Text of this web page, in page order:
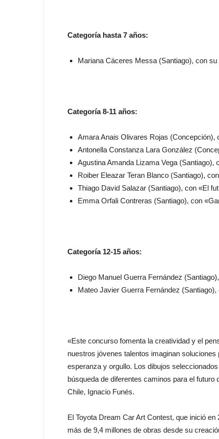
Categoría hasta 7 años:
Mariana Cáceres Messa (Santiago), con
Categoría 8-11 años:
Amara Anais Olivares Rojas (Concepción),
Antonella Constanza Lara González
Agustina Amanda Lizama Vega (Santiago),
Roiber Eleazar Teran Blanco (Santiago),
Thiago David Salazar (Santiago), con «El
Emma Orfali Contreras (Santiago), con
Categoría 12-15 años:
Diego Manuel Guerra Fernández
Mateo Javier Guerra Fernández
«Este concurso fomenta la creatividad y el
nuestros jóvenes talentos imaginan
esperanza y orgullo. Los dibujos
búsqueda de diferentes caminos para el
Chile, Ignacio Funés.
El Toyota Dream Car Art Contest, que inició
más de 9,4 millones de obras desde su